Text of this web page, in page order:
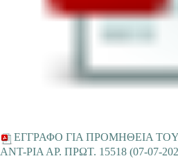
EΓΓΡΑΦΟ ΓΙΑ ΠΡΟΜΗΘΕΙΑ ΤΟY
ANΤ-ΡΙΑ ΑΡ. ΠΡΩΤ. 15518 (07-07-